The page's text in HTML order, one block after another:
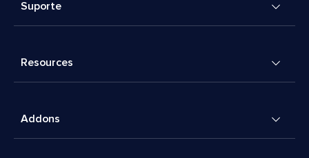
Suporte
Resources
Addons